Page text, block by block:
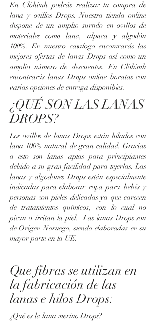
En Clòhimh podrás realizar tu compra de
lana y ovillos Drops. Nuestra tienda online
dispone de un amplio surtido en ovillos de
materiales como lana, alpaca y algodón
100%. En nuestro catalogo encontrarás las
mejores ofertas de lanas Drops así como un
amplio número de descuentos. En Clòhimh
encontrarás lanas Drops online baratas con
varias opciones de entrega disponibles.
¿QUÉ SON LAS LANAS
DROPS?
Los ovillos de lanas Drops están hilados con
lana 100% natural de gran calidad. Gracias
a esto son lanas aptas para principiantes
debido a su gran facilidad para tejerlas. Las
lanas y algodones Drops están especialmente
indicadas para elaborar ropa para bebés y
personas con pieles delicadas ya que carecen
de tratamientos químicos, con lo cual no
pican o irritan la piel. Las lanas Drops son
de Origen Noruego, siendo elaboradas en su
mayor parte en la UE.
Que fibras se utilizan en
la fabricación de las
lanas e hilos Drops:
¿Qué es la lana merino Drops?